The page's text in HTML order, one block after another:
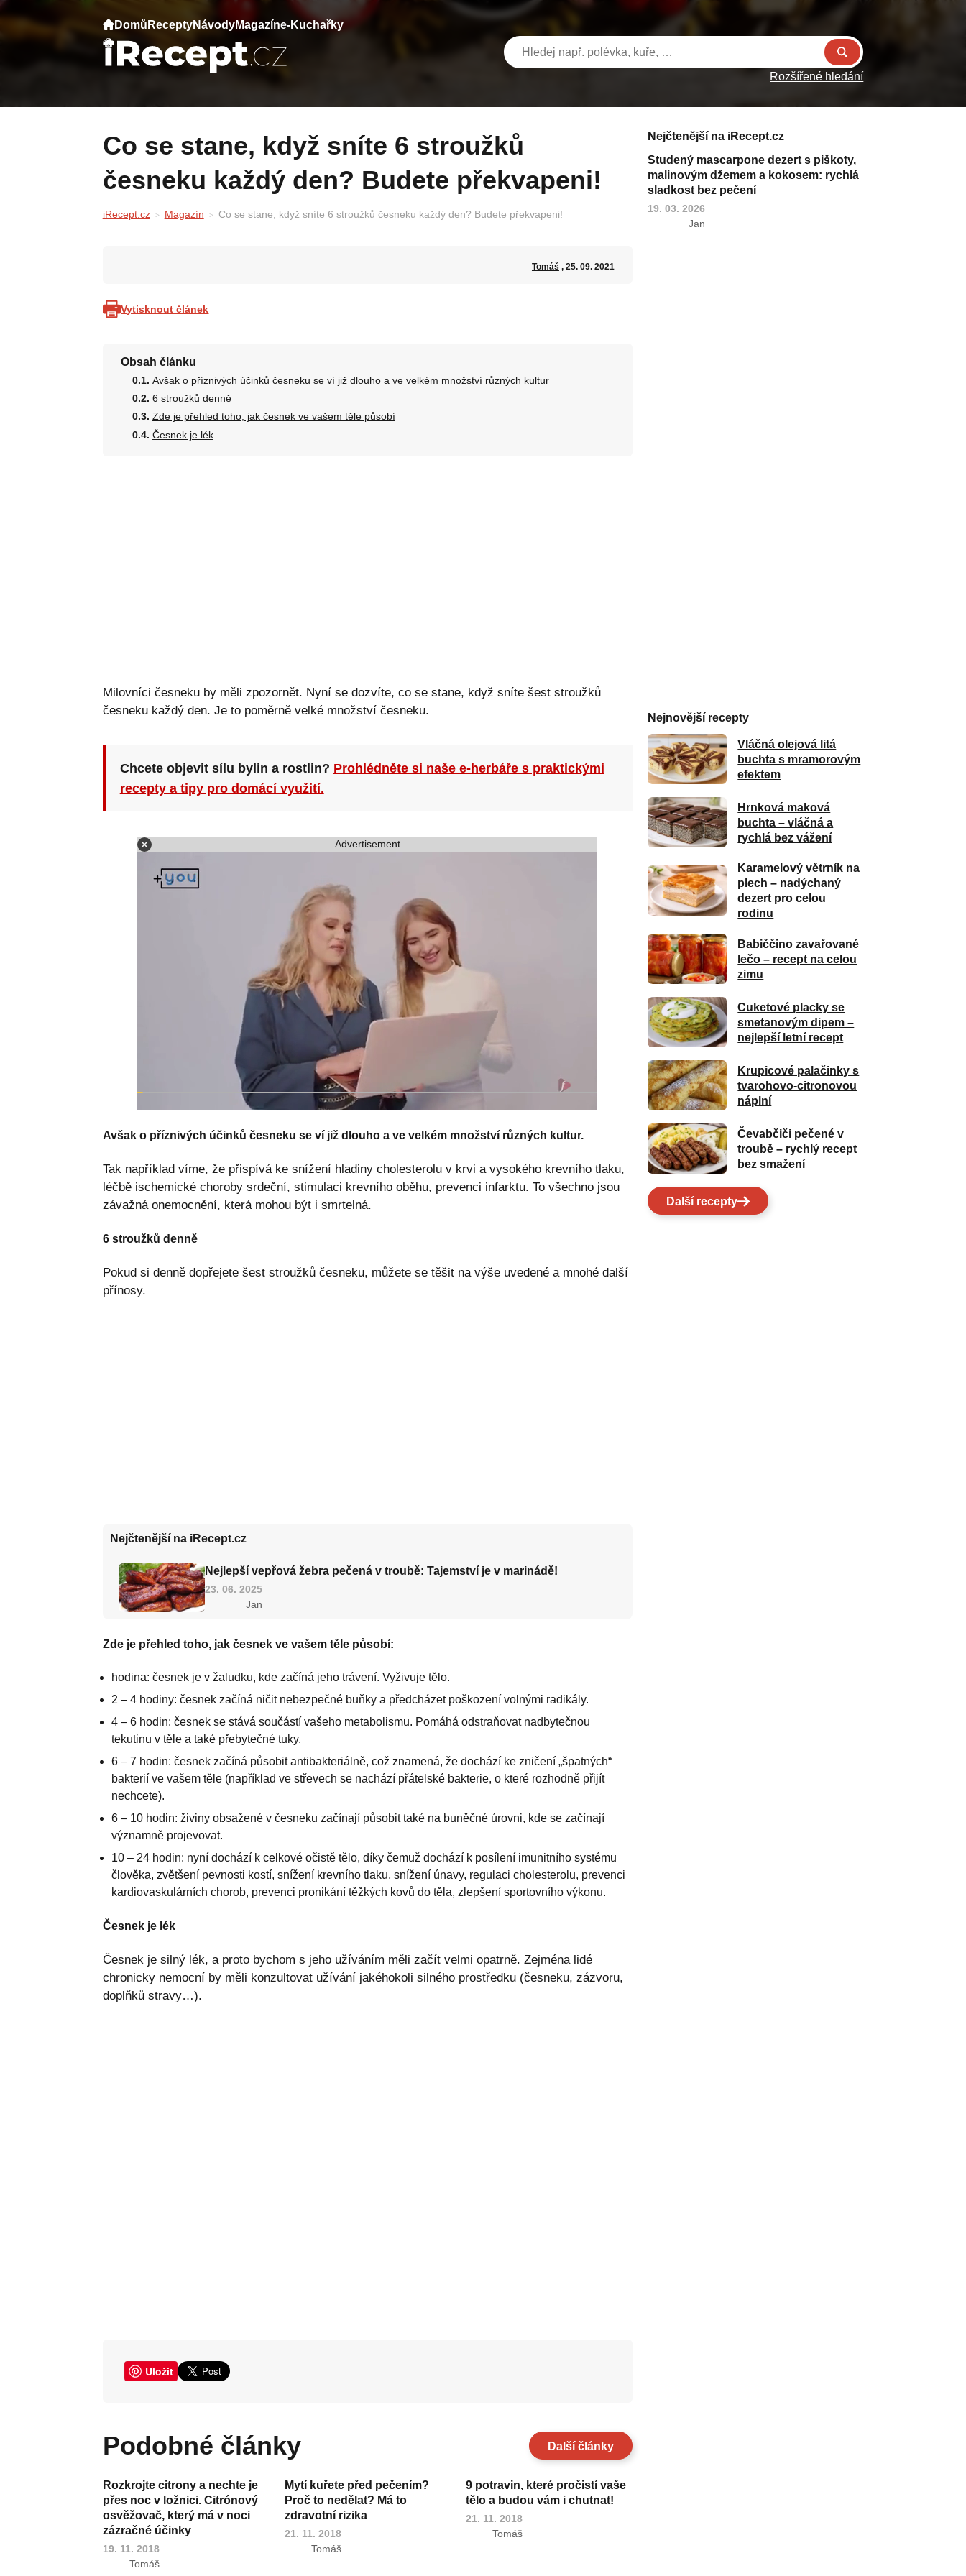
Domů ReceptyNávodyMagazíne-Kuchařky
Rozšířené hledání
Co se stane, když sníte 6 stroužků
česneku každý den? Budete překvapeni!
iRecept.cz Magazín Co se stane, když sníte 6 stroužků česneku každý den? Budete překvapeni!
Tomáš , 25. 09. 2021
Vytisknout článek
Obsah článku
Avšak o příznivých účinků česneku se ví již dlouho a ve velkém množství různých kultur
6 stroužků denně
Zde je přehled toho, jak česnek ve vašem těle působí
Česnek je lék
Milovníci česneku by měli zpozornět. Nyní se dozvíte, co se stane, když sníte šest stroužků
česneku každý den. Je to poměrně velké množství česneku.
Chcete objevit sílu bylin a rostlin? Prohlédněte si naše e-herbáře s praktickými
recepty a tipy pro domácí využití.
Advertisement
Avšak o příznivých účinků česneku se ví již dlouho a ve velkém množství různých kultur.
Tak například víme, že přispívá ke snížení hladiny cholesterolu v krvi a vysokého krevního tlaku,
léčbě ischemické choroby srdeční, stimulaci krevního oběhu, prevenci infarktu. To všechno jsou
závažná onemocnění, která mohou být i smrtelná.
6 stroužků denně
Pokud si denně dopřejete šest stroužků česneku, můžete se těšit na výše uvedené a mnohé další
přínosy.
Nejčtenější na iRecept.cz
Nejlepší vepřová žebra pečená v troubě: Tajemství je v marinádě!
23. 06. 2025
Jan
Zde je přehled toho, jak česnek ve vašem těle působí:
hodina: česnek je v žaludku, kde začíná jeho trávení. Vyživuje tělo.
2 – 4 hodiny: česnek začíná ničit nebezpečné buňky a předcházet poškození volnými radikály.
4 – 6 hodin: česnek se stává součástí vašeho metabolismu. Pomáhá odstraňovat nadbytečnou
tekutinu v těle a také přebytečné tuky.
6 – 7 hodin: česnek začíná působit antibakteriálně, což znamená, že dochází ke zničení „špatných“
bakterií ve vašem těle (například ve střevech se nachází přátelské bakterie, o které rozhodně přijít
nechcete).
6 – 10 hodin: živiny obsažené v česneku začínají působit také na buněčné úrovni, kde se začínají
významně projevovat.
10 – 24 hodin: nyní dochází k celkové očistě tělo, díky čemuž dochází k posílení imunitního systému
člověka, zvětšení pevnosti kostí, snížení krevního tlaku, snížení únavy, regulaci cholesterolu, prevenci
kardiovaskulárních chorob, prevenci pronikání těžkých kovů do těla, zlepšení sportovního výkonu.
Česnek je lék
Česnek je silný lék, a proto bychom s jeho užíváním měli začít velmi opatrně. Zejména lidé
chronicky nemocní by měli konzultovat užívání jakéhokoli silného prostředku (česneku, zázvoru,
doplňků stravy…).
Uložit
Podobné články Další články
Rozkrojte citrony a nechte je
přes noc v ložnici. Citrónový
osvěžovač, který má v noci
zázračné účinky
19. 11. 2018
Tomáš
Mytí kuřete před pečením?
Proč to nedělat? Má to
zdravotní rizika
21. 11. 2018
Tomáš
9 potravin, které pročistí vaše
tělo a budou vám i chutnat!
21. 11. 2018
Tomáš
Nejčtenější na iRecept.cz
Studený mascarpone dezert s piškoty,
malinovým džemem a kokosem: rychlá
sladkost bez pečení
19. 03. 2026
Jan
Nejnovější recepty
Vláčná olejová litá
buchta s mramorovým
efektem
Hrnková maková
buchta – vláčná a
rychlá bez vážení
Karamelový větrník na
plech – nadýchaný
dezert pro celou
rodinu
Babiččino zavařované
lečo – recept na celou
zimu
Cuketové placky se
smetanovým dipem –
nejlepší letní recept
Krupicové palačinky s
tvarohovo-citronovou
náplní
Čevabčiči pečené v
troubě – rychlý recept
bez smažení
Další recepty